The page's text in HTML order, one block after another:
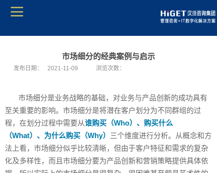
市场细分的经典案例与启示
发布日期： 2021-11-09 浏览次数：
市场细分是业务战略的基础，对业务与产品创新的成功具有
至关重要的影响。市场细分是将潜在客户划分为不同群组的过
程，在划分过程中需要从谁购买（Who）、购买什么
（What）、为什么购买（Why） 三个维度进行分析。从概念和方
法上看，市场细分似乎比较清晰，但由于客户特征和需求的复杂
化及多样性，而且市场细分要为产品创新和营销策略提供具体依